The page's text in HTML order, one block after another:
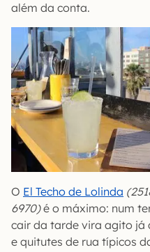
além da conta.
O El Techo de Lolinda
6970)é o máximo: num
cair da tarde vira agito já
e quitutes de rua típicos